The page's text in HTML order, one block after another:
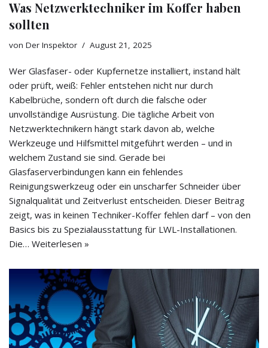
Was Netzwerktechniker im Koffer haben
sollten
von Der Inspektor August 21, 2025
Wer Glasfaser- oder Kupfernetze installiert, instand hält
oder prüft, weiß: Fehler entstehen nicht nur durch
Kabelbrüche, sondern oft durch die falsche oder
unvollständige Ausrüstung. Die tägliche Arbeit von
Netzwerktechnikern hängt stark davon ab, welche
Werkzeuge und Hilfsmittel mitgeführt werden – und in
welchem Zustand sie sind. Gerade bei
Glasfaserverbindungen kann ein fehlendes
Reinigungswerkzeug oder ein unscharfer Schneider über
Signalqualität und Zeitverlust entscheiden. Dieser Beitrag
zeigt, was in keinen Techniker-Koffer fehlen darf – von den
Basics bis zu Spezialausstattung für LWL-Installationen.
Die… Weiterlesen »